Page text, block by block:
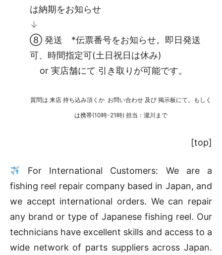
は納期をお知らせ
↓
⑧ 発送 *伝票番号をお知らせ。即日発送
可、時間指定可(土日祝日は休み)
or 実店舗にて 引き取りが可能です。
質問は 来店 持ち込み頂くか お問い合わせ 及び 掲示板にて。もしく
は携帯(10時-21時) 担当：瀧川まで
[top]
For International Customers: We are a
fishing reel repair company based in Japan, and
we accept international orders. We can repair
any brand or type of Japanese fishing reel. Our
technicians have excellent skills and access to a
wide network of parts suppliers across Japan.